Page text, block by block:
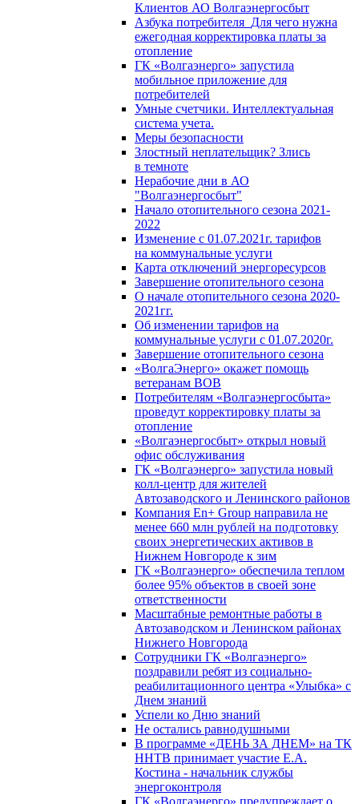
Клиентов АО Волгаэнергосбыт
Азбука потребителя_Для чего нужна
ежегодная корректировка платы за
отопление
ГК «Волгаэнерго» запустила
мобильное приложение для
потребителей
Умные счетчики. Интеллектуальная
система учета.
Меры безопасности
Злостный неплательщик? Злись
в темноте
Нерабочие дни в АО
"Волгаэнергосбыт"
Начало отопительного сезона 2021-
2022
Изменение с 01.07.2021г. тарифов
на коммунальные услуги
Карта отключений энергоресурсов
Завершение отопительного сезона
О начале отопительного сезона 2020-
2021гг.
Об изменении тарифов на
коммунальные услуги с 01.07.2020г.
Завершение отопительного сезона
«ВолгаЭнерго» окажет помощь
ветеранам ВОВ
Потребителям «Волгаэнергосбыта»
проведут корректировку платы за
отопление
«Волгаэнергосбыт» открыл новый
офис обслуживания
ГК «Волгаэнерго» запустила новый
колл-центр для жителей
Автозаводского и Ленинского районов
Компания En+ Group направила не
менее 660 млн рублей на подготовку
своих энергетических активов в
Нижнем Новгороде к зим
ГК «Волгаэнерго» обеспечила теплом
более 95% объектов в своей зоне
ответственности
Масштабные ремонтные работы в
Автозаводском и Ленинском районах
Нижнего Новгорода
Сотрудники ГК «Волгаэнерго»
поздравили ребят из социально-
реабилитационного центра «Улыбка» с
Днем знаний
Успели ко Дню знаний
Не остались равнодушными
В программе «ДЕНЬ ЗА ДНЕМ» на ТК
ННТВ принимает участие Е.А.
Костина - начальник службы
энергоконтроля